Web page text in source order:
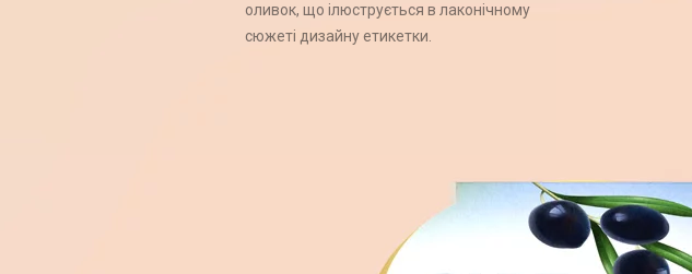
оливок, що ілюструється в лаконічному
сюжеті дизайну етикетки.